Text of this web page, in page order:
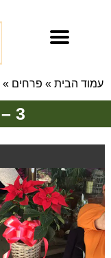
עמוד הבית » פרחים »
3 – פרחי סיתוונית